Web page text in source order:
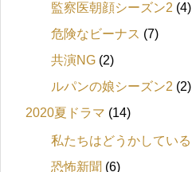
監察医朝顔シーズン2 (4)
危険なビーナス (7)
共演NG (2)
ルパンの娘シーズン2 (2)
2020夏ドラマ (14)
私たちはどうかしている
恐怖新聞 (6)